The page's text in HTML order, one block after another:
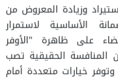
وزيادة المعروض من
الأساسية لاستمرار
على ظاهرة "الأوفر
المنافسة الحقيقية تصب
خيارات متعددة أمام